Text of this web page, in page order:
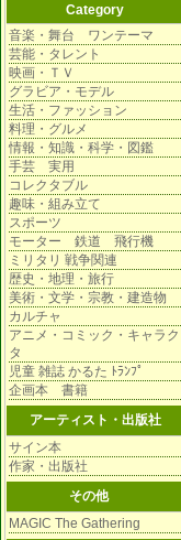
Category
音楽・舞台 ワンテーマ
芸能・タレント
映画・ＴＶ
グラビア・モデル
生活・ファッション
料理・グルメ
情報・知識・科学・図鑑
手芸 実用
コレクタブル
趣味・組み立て
スポーツ
モーター 鉄道 飛行機
ミリタリ 戦争関連
歴史・地理・旅行
美術・文学・宗教・建造物
カルチャ
アニメ・コミック・キャラク
タ
児童 雑誌 かるた ﾄﾗﾝﾌﾟ
企画本 書籍
アーティスト・出版社
サイン本
作家・出版社
その他
MAGIC The Gathering